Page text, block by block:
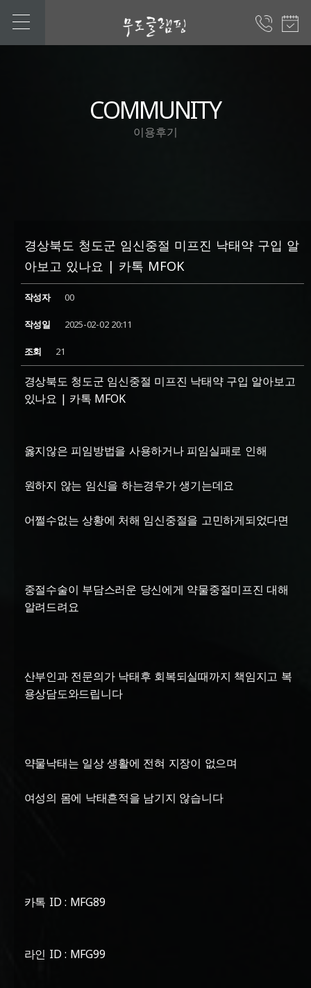
COMMUNITY
이용후기
경상북도 청도군 임신중절 미프진 낙태약 구입 알
아보고 있나요 | 카톡 MFOK
작성자 00
작성일 2025-02-02 20:11
조회 21
경상북도 청도군 임신중절 미프진 낙태약 구입 알아보고
있나요 | 카톡 MFOK
옳지않은 피임방법을 사용하거나 피임실패로 인해
원하지 않는 임신을 하는경우가 생기는데요
어쩔수없는 상황에 처해 임신중절을 고민하게되었다면
중절수술이 부담스러운 당신에게 약물중절미프진 대해
알려드려요
산부인과 전문의가 낙태후 회복되실때까지 책임지고 복
용상담도와드립니다
약물낙태는 일상 생활에 전혀 지장이 없으며
여성의 몸에 낙태흔적을 남기지 않습니다
카톡 ID : MFG89
라인 ID : MFG99